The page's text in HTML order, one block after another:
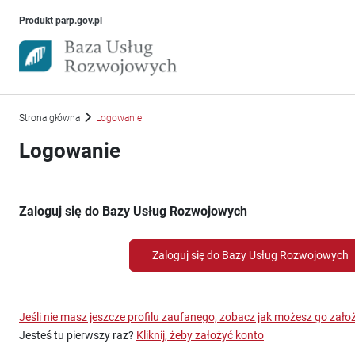
Produkt parp.gov.plUwaga, link otworzy się w nowym oknie
Strona główna Logowanie
Logowanie
Zaloguj się do Bazy Usług Rozwojowych
Zaloguj się do Bazy Usług Rozwojowych
Jeśli nie masz jeszcze profilu zaufanego, zobacz jak możesz go
Jesteś tu pierwszy raz? Kliknij, żeby założyć konto